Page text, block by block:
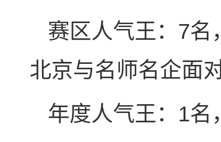
赛区人气王：7名
北京与名师名企面
年度人气王：1名